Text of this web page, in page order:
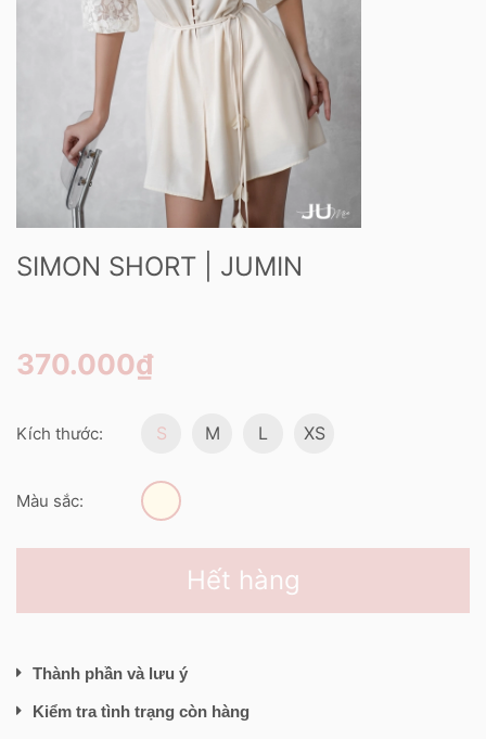
SIMON SHORT | JUMIN
370.000₫
Kích thước: S M L XS
Màu sắc:
Hết hàng
Thành phần và lưu ý
Kiểm tra tình trạng còn hàng